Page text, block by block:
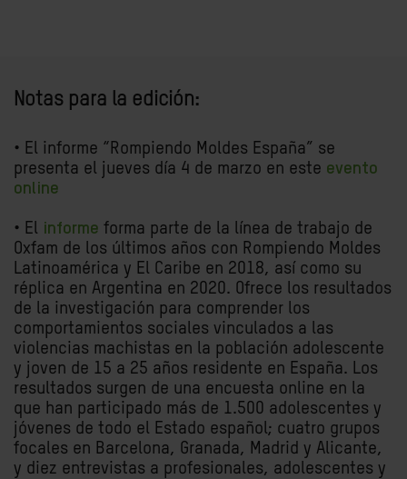
Notas para la edición:
• El informe “Rompiendo Moldes España” se
presenta el jueves día 4 de marzo en este evento
online
• El informe forma parte de la línea de trabajo de
Oxfam de los últimos años con Rompiendo Moldes
Latinoamérica y El Caribe en 2018, así como su
réplica en Argentina en 2020. Ofrece los resultados
de la investigación para comprender los
comportamientos sociales vinculados a las
violencias machistas en la población adolescente
y joven de 15 a 25 años residente en España. Los
resultados surgen de una encuesta online en la
que han participado más de 1.500 adolescentes y
jóvenes de todo el Estado español; cuatro grupos
focales en Barcelona, Granada, Madrid y Alicante,
y diez entrevistas a profesionales, adolescentes y